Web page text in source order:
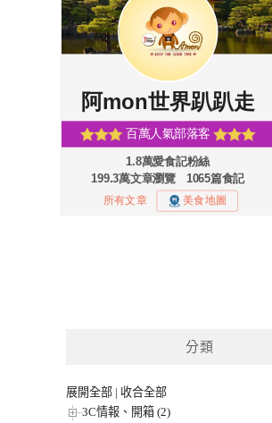
分類
展開全部 | 收合全部
3C情報、開箱 (2)